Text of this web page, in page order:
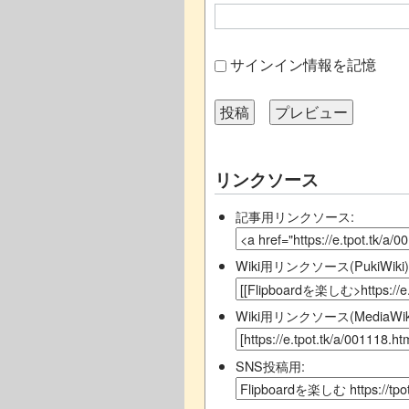
サインイン情報を記憶
リンクソース
記事用リンクソース:
Wiki用リンクソース
Wiki用リンクソース
SNS投稿用: